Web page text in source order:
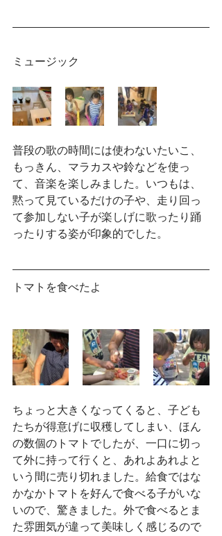
ミュージック
普段の歌の時間には使わないたいこ、
もっきん、マラカスや鈴などを使っ
て、音楽を楽しみました。いつもは、
黙って見ているだけの子や、走り回っ
て参加しない子が楽しげに歌ったり踊
ったりする姿が印象的でした。
トマトを食べたよ
ちょっと大きくなってくると、子ども
たちが得意げに収穫してしまい、ほん
の数個のトマトでしたが、一口に切っ
て外に持って行くと、あれよあれよと
いう間に売り切れました。給食ではな
かなかトマトを好んで食べる子がいな
いので、驚きました。外で食べるとま
た雰囲気が違って美味しく感じるので